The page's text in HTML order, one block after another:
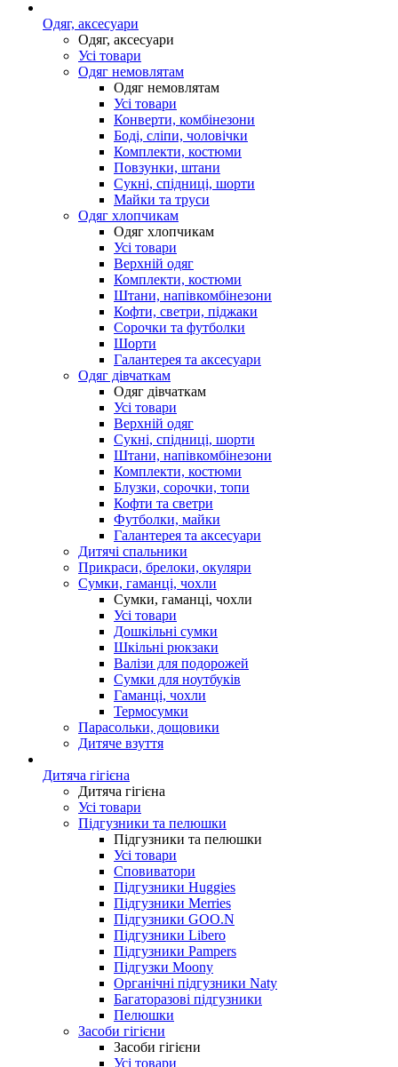
Одяг, аксесуари
Одяг, аксесуари
Усі товари
Одяг немовлятам
Одяг немовлятам
Усі товари
Конверти, комбінезони
Боді, сліпи, чоловічки
Комплекти, костюми
Повзунки, штани
Сукні, спідниці, шорти
Майки та труси
Одяг хлопчикам
Одяг хлопчикам
Усі товари
Верхній одяг
Комплекти, костюми
Штани, напівкомбінезони
Кофти, светри, піджаки
Сорочки та футболки
Шорти
Галантерея та аксесуари
Одяг дівчаткам
Одяг дівчаткам
Усі товари
Верхній одяг
Сукні, спідниці, шорти
Штани, напівкомбінезони
Комплекти, костюми
Блузки, сорочки, топи
Кофти та светри
Футболки, майки
Галантерея та аксесуари
Дитячі спальники
Прикраси, брелоки, окуляри
Сумки, гаманці, чохли
Сумки, гаманці, чохли
Усі товари
Дошкільні сумки
Шкільні рюкзаки
Валізи для подорожей
Сумки для ноутбуків
Гаманці, чохли
Термосумки
Парасольки, дощовики
Дитяче взуття
Дитяча гігієна
Дитяча гігієна
Усі товари
Підгузники та пелюшки
Підгузники та пелюшки
Усі товари
Сповиватори
Підгузники Huggies
Підгузники Merries
Підгузники GOO.N
Підгузники Libero
Підгузники Pampers
Підгузки Moony
Органічні підгузники Naty
Багаторазові підгузники
Пелюшки
Засоби гігієни
Засоби гігієни
Усі товари